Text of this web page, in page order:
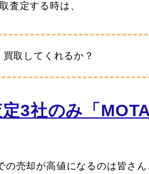
査定する時は、
取してくれるか？
3社のみ「MOTA
売却が高値になるのは皆さ